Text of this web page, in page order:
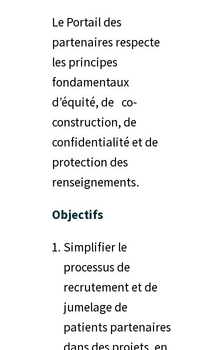
Le Portail des
partenaires respecte
les principes
fondamentaux
d’équité, de co-
construction, de
confidentialité et de
protection des
renseignements.
Objectifs
Simplifier le
processus de
recrutement et de
jumelage de
patients partenaires